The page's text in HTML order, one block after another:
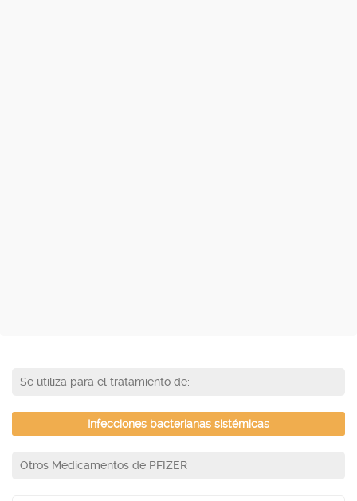
Se utiliza para el tratamiento de:
Infecciones bacterianas sistémicas
Otros Medicamentos de PFIZER